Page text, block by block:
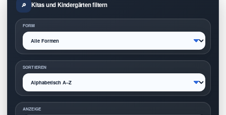
Kitas und Kindergärten filtern
FORM
SORTIEREN
ANZEIGE